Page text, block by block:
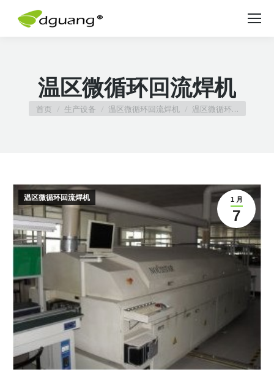
温区微循环回流焊机
您在这里：
首页 生产设备 温区微循环回流焊机 温区微循环…
1 月
7
温区微循环回流焊机